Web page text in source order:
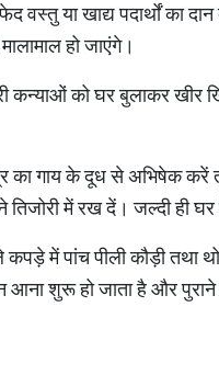
वस्तु या खाद्य पदार्थों का
हो जाएंगे।
कन्याओं को घर बुलाकर खीर
का गाय के दूध से अभिषेक
में रख दें। जल्दी ही
में पांच पीली कौड़ी तथा
आना शुरू हो जाता है और पुराने